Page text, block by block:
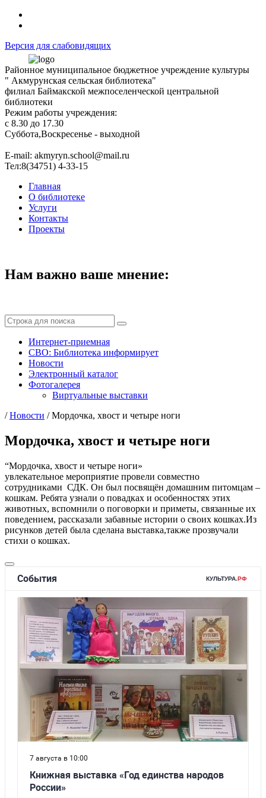
Версия для слабовидящих
Районное муниципальное бюджетное учреждение культуры
" Акмурунская сельская библиотека"
филиал Баймакской межпоселенческой центральной
библиотеки
Режим работы учреждения:
с 8.30 до 17.30
Суббота,Воскресенье - выходной
Е-mail: akmyryn.school@mail.ru
Тел:8(34751) 4-33-15
Главная
О библиотеке
Услуги
Контакты
Проекты
Нам важно ваше мнение:
Интернет-приемная
СВО: Библиотека информирует
Новости
Электронный каталог
Фотогалерея
Виртуальные выставки
/Новости /Мордочка, хвост и четыре ноги
Мордочка, хвост и четыре ноги
“Мордочка, хвост и четыре ноги»
увлекательное мероприятие провели совместно
сотрудниками СДК. Он был посвящён домашним питомцам –
кошкам. Ребята узнали о повадках и особенностях этих
животных, вспомнили о поговорки и приметы, связанные их
поведением, рассказали забавные истории о своих кошках.Из
рисунков детей была сделана выставка,также прозвучали
стихи о кошках.